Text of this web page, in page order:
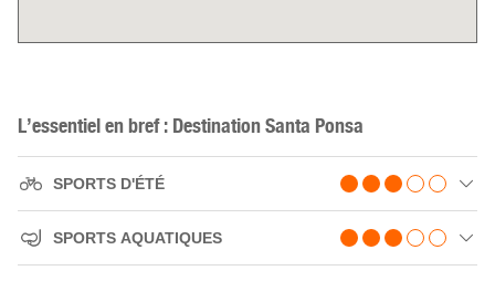
L’essentiel en bref : Destination Santa Ponsa
SPORTS D'ÉTÉ
SPORTS AQUATIQUES